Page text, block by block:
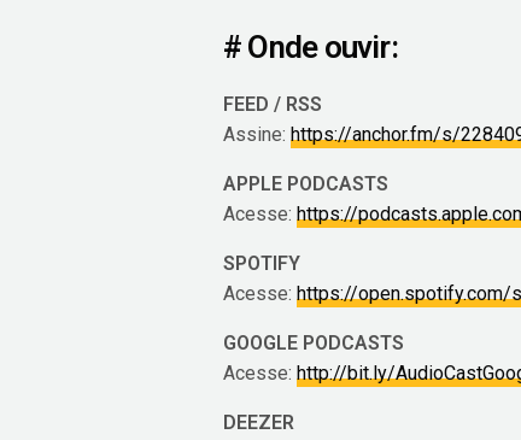
# Onde ouvir:
FEED / RSS
Assine:https://anchor.fm/s/
APPLE PODCASTS
Acesse:https://
SPOTIFY
Acesse:https://open.spotify.com/
GOOGLE PODCASTS
Acesse:http://bit.ly/
DEEZER